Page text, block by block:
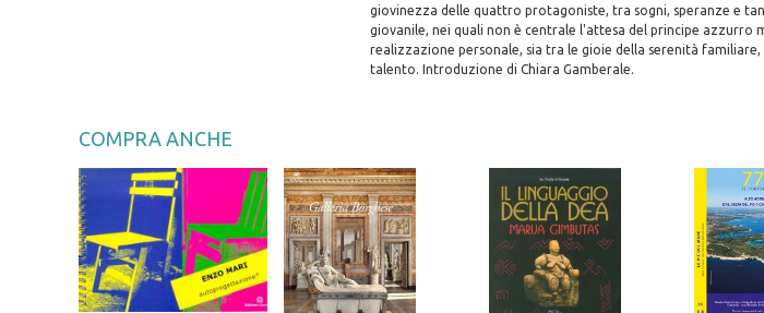
giovinezza delle quattro protagoniste, tra sogni, speranze e
giovanile, nei quali non è centrale l'attesa del principe azzurro
realizzazione personale, sia tra le gioie della serenità
talento. Introduzione di Chiara Gamberale.
COMPRA ANCHE